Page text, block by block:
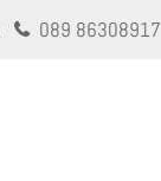
089 86308917